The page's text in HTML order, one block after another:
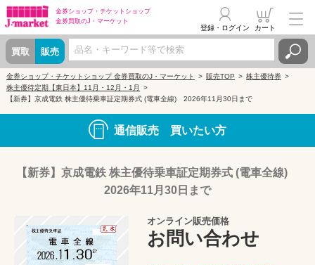
金券ショップ・ チケットショップ
金券買取のJ・マーケット
買取 販売
登録・ログイン カート
金券ショップ・チケットショップ 金券買取のJ・マーケット 販売TOP
株主優待券
株主優待定期【東日本】11月・12月・1月
【新券】京成電鉄 株主優待乗車証定期券式 (電車全線) 2026年11月30日まで
通信販売 買いたい方
【新券】京成電鉄 株主優待乗車証定期券式 (電車全線)
2026年11月30日まで
オンライン販売価格
お問い合わせ